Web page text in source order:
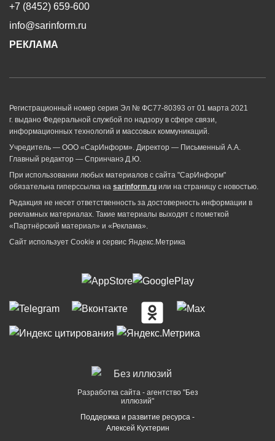
+7 (8452) 659-600
info@sarinform.ru
РЕКЛАМА
Регистрационный номер серия Эл № ФС77-80393 от 01 марта 2021
г. выдано Федеральной службой по надзору в сфере связи,
информационных технологий и массовых коммуникаций.
Учредитель — ООО «СарИнформ». Директор — Письменный А.А.
Главный редактор — Спринчанэ Д.Ю.
При использовании любых материалов с сайта "СарИнформ"
обязательна гиперссылка на sarinform.ru или на страницу с новостью.
Редакция не несет ответственность за достоверность информации в
рекламных материалах. Такие материалы выходят с пометкой
«Партнёрский материал» и «Реклама».
Сайт использует Cookie и сервиc Яндекс.Метрика
Разработка сайта - агентство "Без
иллюзий"
Поддержка и развитие ресурса -
Алексей Кухтерин